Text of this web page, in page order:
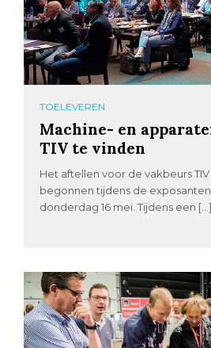
TOELEVEREN
Machine- en
TIV te vinden
Het aftellen voor de vakbeurs TIV
begonnen tijdens de
donderdag 16 mei. Tijdens een […]